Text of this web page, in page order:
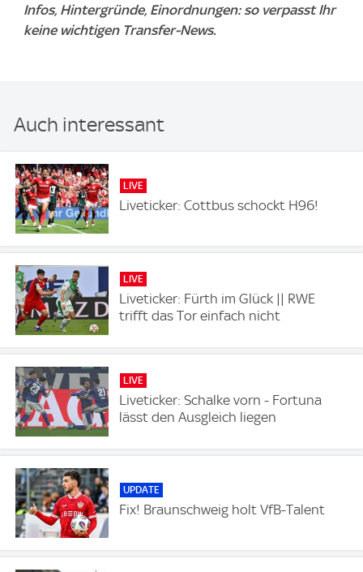
Infos, Hintergründe, Einordnungen: so verpasst Ihr
keine wichtigen Transfer-News.
Auch interessant
LIVE
Liveticker: Cottbus schockt H96!
LIVE
Liveticker: Fürth im Glück || RWE
trifft das Tor einfach nicht
LIVE
Liveticker: Schalke vorn - Fortuna
lässt den Ausgleich liegen
UPDATE
Fix! Braunschweig holt VfB-Talent